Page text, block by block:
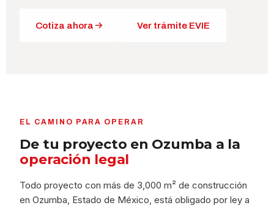
Cotiza ahora Ver trámite EVIE
EL CAMINO PARA OPERAR
De tu proyecto en Ozumba a la
operación legal
Todo proyecto con más de 3,000 m² de construcción
en Ozumba, Estado de México, está obligado por ley a